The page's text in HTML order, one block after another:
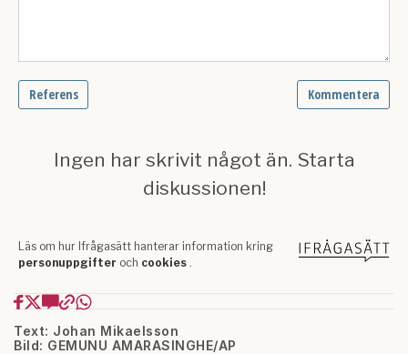
Text: Johan Mikaelsson
Bild: GEMUNU AMARASINGHE/AP